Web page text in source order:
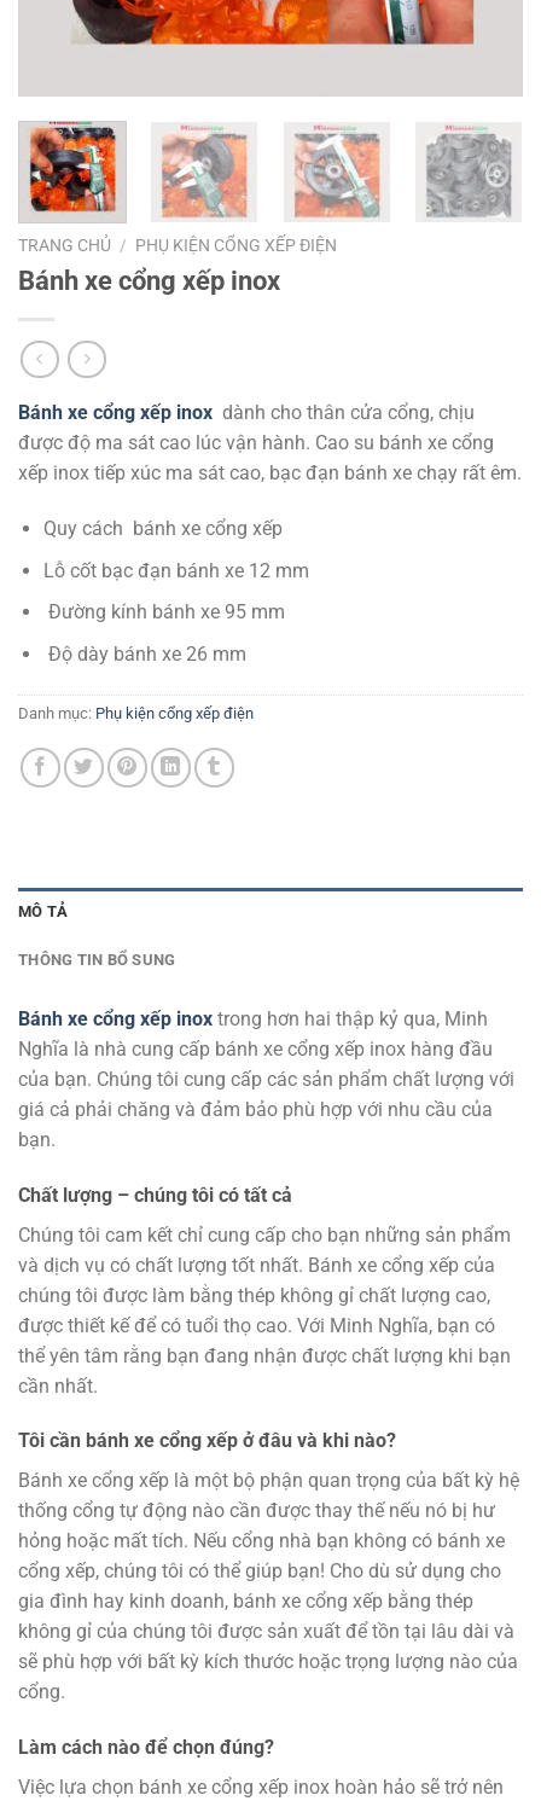
TRANG CHỦ / PHỤ KIỆN CỔNG XẾP ĐIỆN
Bánh xe cổng xếp inox
Bánh xe cổng xếp inox dành cho thân cửa cổng, chịu
được độ ma sát cao lúc vận hành. Cao su bánh xe cổng
xếp inox tiếp xúc ma sát cao, bạc đạn bánh xe chạy rất êm.
Quy cách bánh xe cổng xếp
Lỗ cốt bạc đạn bánh xe 12 mm
Đường kính bánh xe 95 mm
Độ dày bánh xe 26 mm
Danh mục: Phụ kiện cổng xếp điện
MÔ TẢ
THÔNG TIN BỔ SUNG
Bánh xe cổng xếp inox trong hơn hai thập kỷ qua, Minh
Nghĩa là nhà cung cấp bánh xe cổng xếp inox hàng đầu
của bạn. Chúng tôi cung cấp các sản phẩm chất lượng với
giá cả phải chăng và đảm bảo phù hợp với nhu cầu của
bạn.
Chất lượng – chúng tôi có tất cả
Chúng tôi cam kết chỉ cung cấp cho bạn những sản phẩm
và dịch vụ có chất lượng tốt nhất. Bánh xe cổng xếp của
chúng tôi được làm bằng thép không gỉ chất lượng cao,
được thiết kế để có tuổi thọ cao. Với Minh Nghĩa, bạn có
thể yên tâm rằng bạn đang nhận được chất lượng khi bạn
cần nhất.
Tôi cần bánh xe cổng xếp ở đâu và khi nào?
Bánh xe cổng xếp là một bộ phận quan trọng của bất kỳ hệ
thống cổng tự động nào cần được thay thế nếu nó bị hư
hỏng hoặc mất tích. Nếu cổng nhà bạn không có bánh xe
cổng xếp, chúng tôi có thể giúp bạn! Cho dù sử dụng cho
gia đình hay kinh doanh, bánh xe cổng xếp bằng thép
không gỉ của chúng tôi được sản xuất để tồn tại lâu dài và
sẽ phù hợp với bất kỳ kích thước hoặc trọng lượng nào của
cổng.
Làm cách nào để chọn đúng?
Việc lựa chọn bánh xe cổng xếp inox hoàn hảo sẽ trở nên